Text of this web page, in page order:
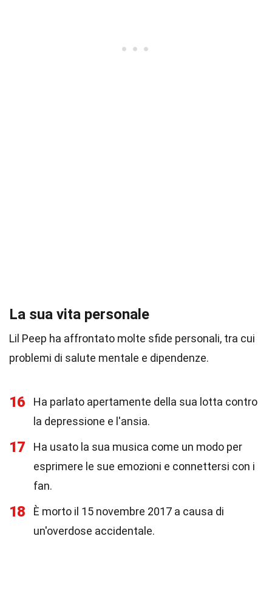
La sua vita personale
Lil Peep ha affrontato molte sfide personali, tra cui
problemi di salute mentale e dipendenze.
16
Ha parlato apertamente della sua lotta contro
la depressione e l'ansia.
17
Ha usato la sua musica come un modo per
esprimere le sue emozioni e connettersi con i
fan.
18
È morto il 15 novembre 2017 a causa di
un'overdose accidentale.